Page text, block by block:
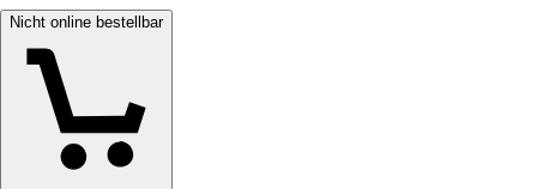
Nicht online bestellbar